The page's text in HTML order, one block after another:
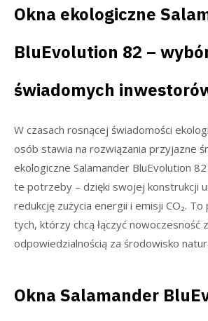
Okna ekologiczne
BluEvolution 82 –
świadomych
W czasach rosnącej świadomości
osób stawia na rozwiązania przyjazne
ekologiczne Salamander BluEvolution
te potrzeby – dzięki swojej konstrukcji
redukcję zużycia energii i emisji CO₂.
tych, którzy chcą łączyć nowoczesność z
odpowiedzialnością za środowisko
Okna Salamander